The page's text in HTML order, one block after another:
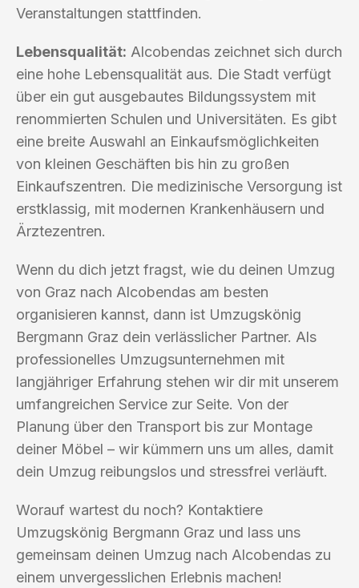
Veranstaltungen stattfinden.
Lebensqualität: Alcobendas zeichnet sich durch
eine hohe Lebensqualität aus. Die Stadt verfügt
über ein gut ausgebautes Bildungssystem mit
renommierten Schulen und Universitäten. Es gibt
eine breite Auswahl an Einkaufsmöglichkeiten
von kleinen Geschäften bis hin zu großen
Einkaufszentren. Die medizinische Versorgung ist
erstklassig, mit modernen Krankenhäusern und
Ärztezentren.
Wenn du dich jetzt fragst, wie du deinen Umzug
von Graz nach Alcobendas am besten
organisieren kannst, dann ist Umzugskönig
Bergmann Graz dein verlässlicher Partner. Als
professionelles Umzugsunternehmen mit
langjähriger Erfahrung stehen wir dir mit unserem
umfangreichen Service zur Seite. Von der
Planung über den Transport bis zur Montage
deiner Möbel – wir kümmern uns um alles, damit
dein Umzug reibungslos und stressfrei verläuft.
Worauf wartest du noch? Kontaktiere
Umzugskönig Bergmann Graz und lass uns
gemeinsam deinen Umzug nach Alcobendas zu
einem unvergesslichen Erlebnis machen!